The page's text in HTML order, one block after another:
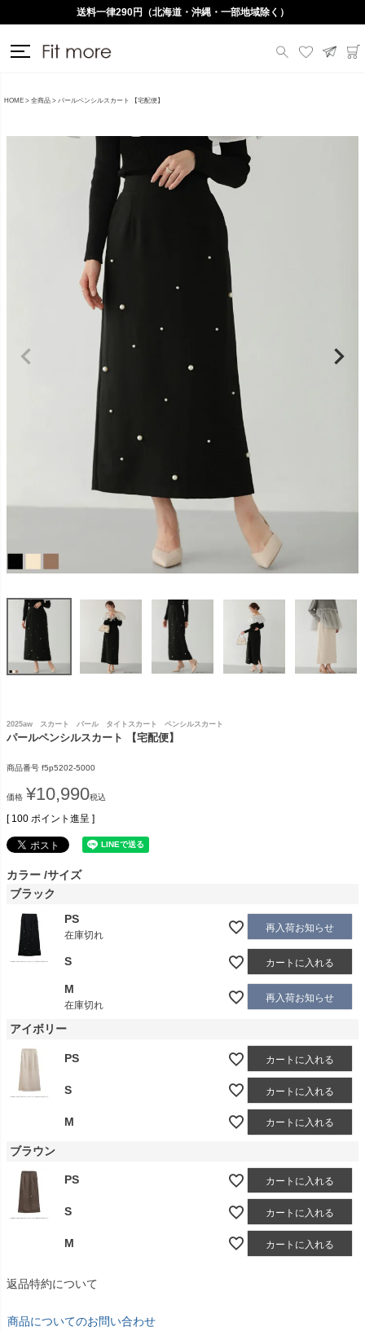
送料一律290円（北海道・沖縄・一部地域除く）
HOME 全商品 パールペンシルスカート 【宅配便】
2025aw スカート パール タイトスカート ペンシルスカート
パールペンシルスカート 【宅配便】
商品番号 f5p5202-5000
価格 ¥10,990税込
[ 100 ポイント進呈 ]
カラー サイズ
ブラック
PS
在庫切れ
再入荷お知らせ
S カートに入れる
M
在庫切れ
再入荷お知らせ
アイボリー
PS カートに入れる
S カートに入れる
M カートに入れる
ブラウン
PS カートに入れる
S カートに入れる
M カートに入れる
返品特約について
商品についてのお問い合わせ